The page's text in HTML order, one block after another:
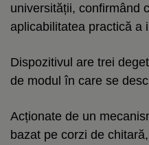
universității, confirmând
aplicabilitatea practică a
Dispozitivul are trei
de modul în care se
Acționate de un
bazat pe corzi de